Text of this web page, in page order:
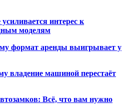
интерес к
моделям
формат аренды выигрывает у
владение машиной перестаёт
Всё, что вам нужно